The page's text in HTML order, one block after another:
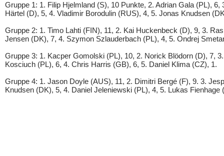
Gruppe 1: 1. Filip Hjelmland (S), 10 Punkte, 2. Adrian Gala (PL), 6,
Härtel (D), 5, 4. Vladimir Borodulin (RUS), 4, 5. Jonas Knudsen
Gruppe 2: 1. Timo Lahti (FIN), 11, 2. Kai Huckenbeck (D), 9, 3.
Jensen (DK), 7, 4. Szymon Szlauderbach (PL), 4, 5. Ondrej
Gruppe 3: 1. Kacper Gomolski (PL), 10, 2. Norick Blödorn (D), 7,
Kosciuch (PL), 6, 4. Chris Harris (GB), 6, 5. Daniel Klima (CZ), 1.
Gruppe 4: 1. Jason Doyle (AUS), 11, 2. Dimitri Bergé (F), 9. 3.
Knudsen (DK), 5, 4. Daniel Jeleniewski (PL), 4, 5. Lukas Fienhage